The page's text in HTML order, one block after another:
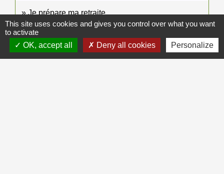
Je prépare ma retraite
Signaler une erreur sur cette page
This site uses cookies and gives you control over what you want
to activate
OK, accept all
Deny all cookies Personalize